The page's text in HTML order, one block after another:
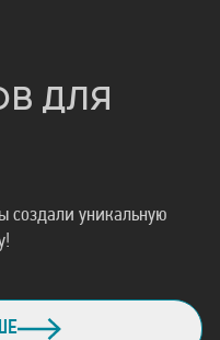
ДЛЯ
уникальную